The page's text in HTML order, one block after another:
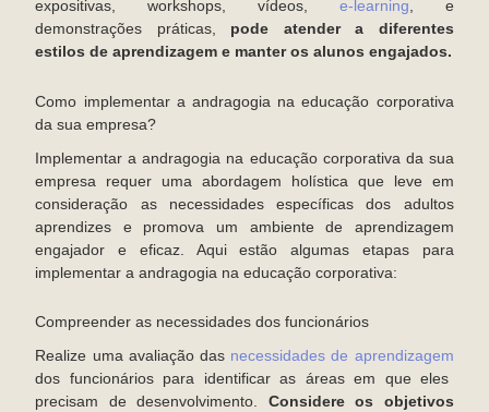
expositivas, workshops, vídeos, e-learning, e
demonstrações práticas, pode atender a diferentes
estilos de aprendizagem e manter os alunos engajados.
Como implementar a andragogia na educação corporativa
da sua empresa?
Implementar a andragogia na educação corporativa da sua
empresa requer uma abordagem holística que leve em
consideração as necessidades específicas dos adultos
aprendizes e promova um ambiente de aprendizagem
engajador e eficaz. Aqui estão algumas etapas para
implementar a andragogia na educação corporativa:
Compreender as necessidades dos funcionários
Realize uma avaliação das necessidades de aprendizagem
dos funcionários para identificar as áreas em que eles
precisam de desenvolvimento. Considere os objetivos